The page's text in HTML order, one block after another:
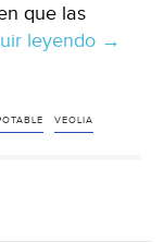
que las
leyendo →
VEOLIA